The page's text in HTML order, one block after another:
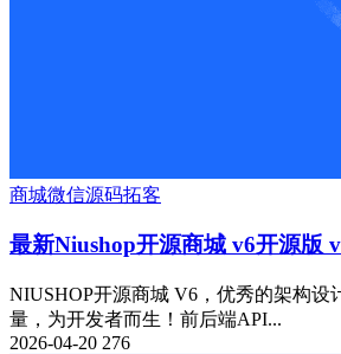
商城微信源码拓客
最新Niushop开源商城 v6开源版
NIUSHOP开源商城 V6，优秀的架构设
量，为开发者而生！前后端API...
2026-04-20 276